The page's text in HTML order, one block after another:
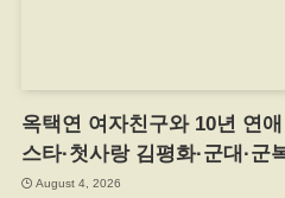
옥택연 여자친구와 10년 연
스타·첫사랑 김평화·군대·군
August 4, 2026